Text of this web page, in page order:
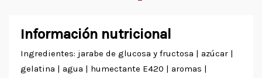
Información nutricional
Ingredientes: jarabe de glucosa y fructosa | azúcar |
gelatina | agua | humectante E420 | aromas |